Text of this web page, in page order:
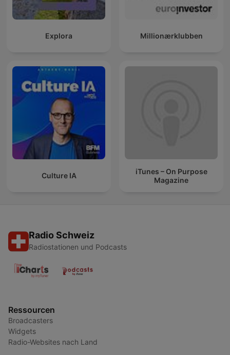
Explora Millionærklubben
Culture IA
iTunes – On Purpose
Magazine
Radio Schweiz
Radiostationen und Podcasts
Ressourcen
Broadcasters
Widgets
Radio-Websites nach Land